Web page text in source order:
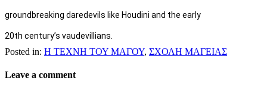
groundbreaking daredevils like Houdini and the early
20th century’s vaudevillians.
Posted in: Η ΤΕΧΝΗ ΤΟΥ ΜΑΓΟΥ, ΣΧΟΛΗ ΜΑΓΕΙΑΣ
Leave a comment